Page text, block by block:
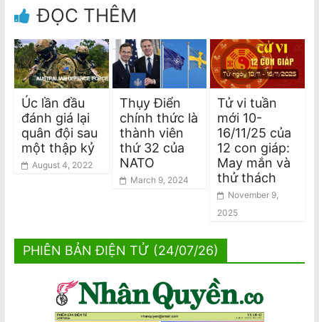
ĐỌC THÊM
Úc lần đầu
đánh giá lại
quân đội sau
một thập kỷ
August 4, 2022
Thụy Điển
chính thức là
thành viên
thứ 32 của
NATO
March 9, 2024
Tử vi tuần
mới 10-
16/11/25 của
12 con giáp:
May mắn và
thử thách
November 9,
2025
PHIÊN BẢN ĐIỆN TỬ (24/07/26)